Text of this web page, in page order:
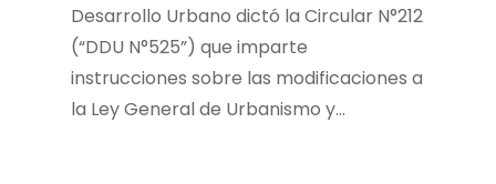
Desarrollo Urbano dictó la Circular N°212
(“DDU N°525”) que imparte
instrucciones sobre las modificaciones a
la Ley General de Urbanismo y…